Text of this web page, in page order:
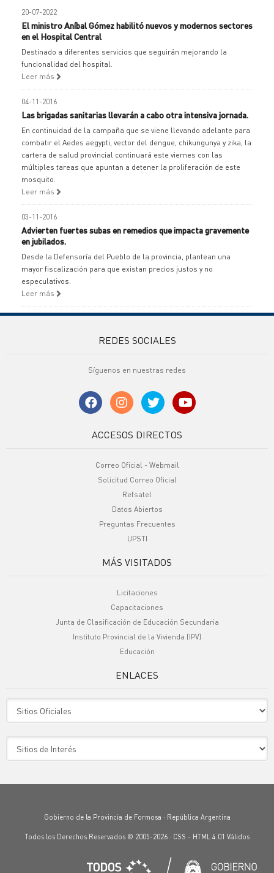
20-07-2022
El ministro Aníbal Gómez habilitó nuevos y modernos sectores
en el Hospital Central
Destinado a diferentes servicios que seguirán mejorando la
funcionalidad del hospital.
Leer más
04-11-2016
Las brigadas sanitarias llevarán a cabo otra intensiva jornada.
En continuidad de la campaña que se viene llevando adelante para
combatir el Aedes aegypti, vector del dengue, chikungunya y zika, la
cartera de salud provincial continuará este viernes con las
múltiples tareas que apuntan a detener la proliferación de este
mosquito.
Leer más
03-11-2016
Advierten fuertes subas en remedios que impacta gravemente
en jubilados.
Desde la Defensoría del Pueblo de la provincia, plantean una
mayor fiscalización para que existan precios justos y no
especulativos.
Leer más
REDES SOCIALES
Síguenos en nuestras redes
ACCESOS DIRECTOS
Correo Oficial - Webmail
Solicitud Correo Oficial
Refsatel
Datos Abiertos
Preguntas Frecuentes
UPSTI
MÁS VISITADOS
Licitaciones
Capacitaciones
Junta de Clasificación de Educación Secundaria
Instituto Provincial de la Vivienda (IPV)
Educación
ENLACES
Gobierno de la Provincia de Formosa · República Argentina
Todos los Derechos Reservados © 2005-2026 · CSS - HTML 4.01 Válidos